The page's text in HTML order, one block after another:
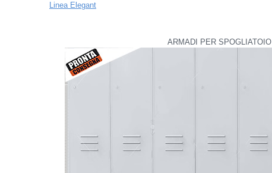
Linea Elegant
ARMADI PER SPOGLIATOIO